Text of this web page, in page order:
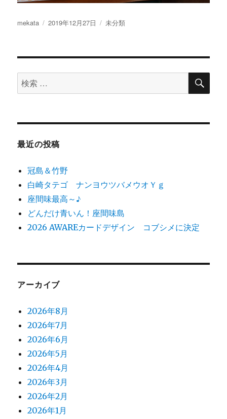
投
mekata
投
2019年12月27日
カ
リ
未分類
検
索
象:
検
最近の投稿
冠島＆竹野
白崎タテゴ ナンヨウツバメウオＹｇ
座間味最高～♪
どんだけ青いん！座間味島
2026 AWAREカードデザイン コブシメに決定
アーカイブ
2026年8月
2026年7月
2026年6月
2026年5月
2026年4月
2026年3月
2026年2月
2026年1月